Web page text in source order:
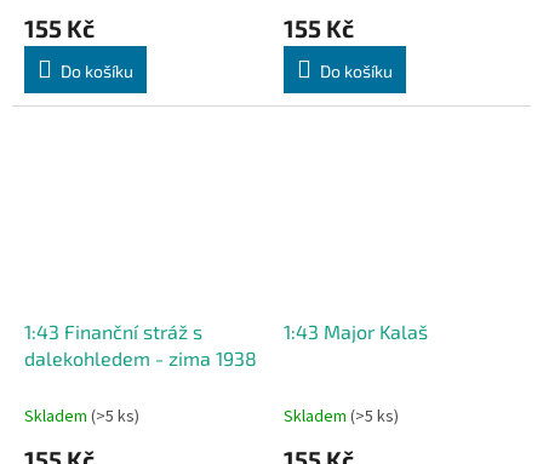
155 Kč
Do košíku
155 Kč
Do košíku
1:43 Finanční stráž s
dalekohledem - zima 1938
Skladem (>5 ks)
1:43 Major Kalaš
Skladem (>5 ks)